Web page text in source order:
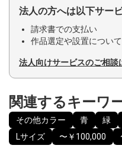
法人の方へは以下サー
請求書での支払い
作品選定や設置について
法人向けサービスのご相談
関連するキーワ
その他カラー 青 緑
Lサイズ
〜￥100,000